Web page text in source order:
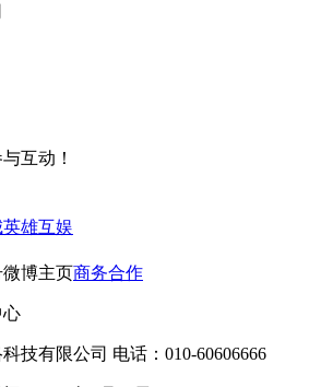
互动！
英雄互娱
微博主页商务合作
心
技有限公司 电话：010-60606666